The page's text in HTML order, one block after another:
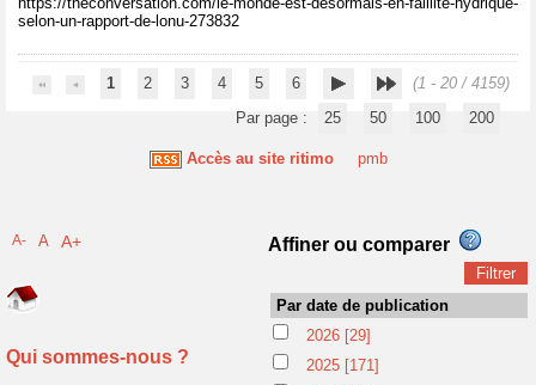
selon-un-rapport-de-lonu-273832
1 2 3 4 5 6
(1 - 20 / 4159)
Par page :
25 50 100 200
Accès au site ritimo pmb
A- A A+
Qui sommes-nous ?
Affiner ou comparer
Par date de publication
2026 [29]
2025 [171]